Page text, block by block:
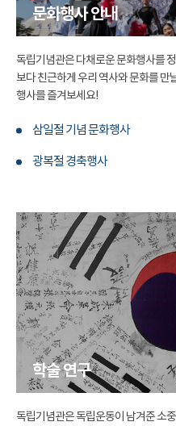
문화행사 안내
독립기념관은 다채로운 문화행사를
보다 친근하게 우리 역사와 문화를 만
행사를 즐겨보세요!
삼일절 기념 문화행사
광복절 경축행사
학술 연구
독립기념관은 독립운동이 남겨준 소